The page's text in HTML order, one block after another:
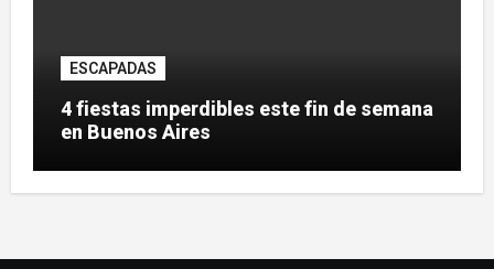
ESCAPADAS
4 fiestas imperdibles este fin de semana
en Buenos Aires